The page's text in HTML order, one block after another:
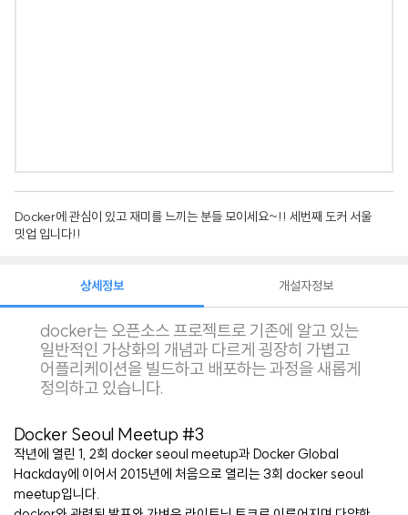
Docker에 관심이 있고 재미를 느끼는 분들 모이세요~!! 세번째 도커 서울
밋업 입니다!!
상세정보
docker는 오픈소스 프로젝트로 기존에 알고 있는
일반적인 가상화의 개념과 다르게 굉장히 가볍고
어플리케이션을 빌드하고 배포하는 과정을 새롭게
정의하고 있습니다.
Docker Seoul Meetup #3
작년에 열린 1, 2회 docker seoul meetup과 Docker Global
Hackday에 이어서 2015년에 처음으로 열리는 3회 docker seoul
meetup입니다.
개설자정보